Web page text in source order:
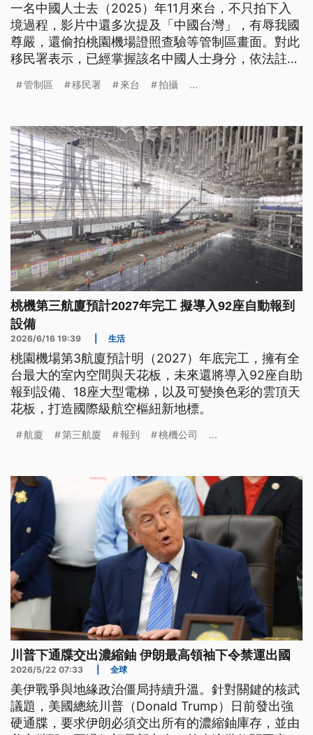
一名中國人士去（2025）年11月來台，不只拍下入
境過程，影片中還多次提及「中國台灣」，有辱我國
尊嚴，還偷拍桃園機場證照查驗等管制區畫面。對此
移民署表示，已經掌握該名中國人士身分，依法註記
線、護照查驗台、海關查驗都不能拍攝，如果擅自拍
留置。
管制區 移民署 來台 拍攝 ...
桃機第三航廈預計2027年完工 擬導入92座自動報到
設備
2026/6/16 19:39 生活
桃園機場第3航廈預計明（2027）年底完工，擁有全
台最大的室內空間與天花板，未來還將導入92座自助
報到設備、18座大型電梯，以及可變換色彩的雲頂天
花板，打造國際級航空樞紐新地標。
航廈 第三航廈 報到 桃機公司 ...
川普下通牒交出濃縮鈾 伊朗最高領袖下令禁運出國
2026/5/22 07:33 全球
美伊戰爭與地緣政治僵局持續升溫。針對關鍵的核武
議題，美國總統川普（Donald Trump）日前發出強
硬通牒，要求伊朗必須交出所有的濃縮鈾庫存，並由